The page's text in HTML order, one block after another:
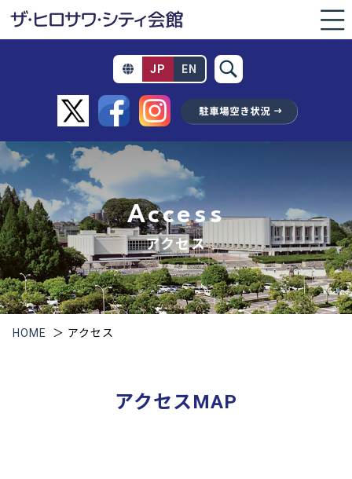
JP EN
Access
アクセス
HOME ＞ アクセス
アクセスMAP